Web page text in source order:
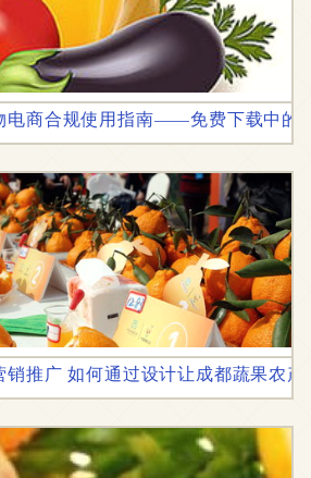
电商合规使用指南——免费下载中的
销推广 如何通过设计让成都蔬果农